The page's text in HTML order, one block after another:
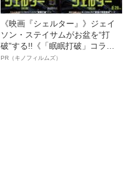
《映画『シェルター』》ジェイ
ソン・ステイサムがお盆を“打
破”する!!《「眠眠打破」コラ
ボ》
PR（キノフィルムズ）